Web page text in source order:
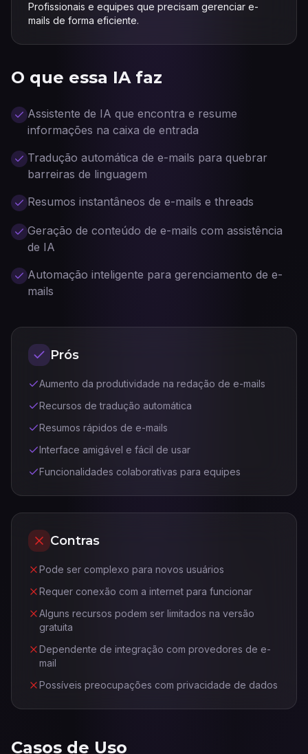
O que essa IA faz
Assistente de IA que encontra e resume
informações na caixa de entrada
Tradução automática de e-mails para quebrar
barreiras de linguagem
Resumos instantâneos de e-mails e threads
Geração de conteúdo de e-mails com assistência
de IA
Automação inteligente para gerenciamento de e-
mails
Prós
Aumento da produtividade na redação de e-mails
Recursos de tradução automática
Resumos rápidos de e-mails
Interface amigável e fácil de usar
Funcionalidades colaborativas para equipes
Contras
Pode ser complexo para novos usuários
Requer conexão com a internet para funcionar
Alguns recursos podem ser limitados na versão
gratuita
Dependente de integração com provedores de e-
mail
Possíveis preocupações com privacidade de dados
Casos de Uso
Profissionais e equipes que precisam gerenciar e-
mails de forma eficiente.